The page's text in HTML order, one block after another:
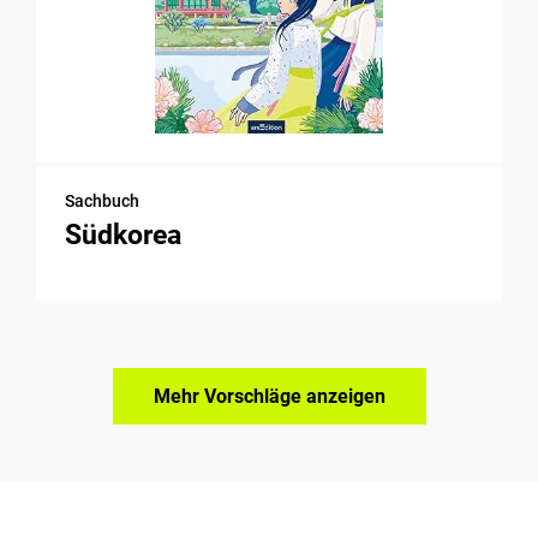
Sachbuch
Südkorea
Mehr Vorschläge anzeigen